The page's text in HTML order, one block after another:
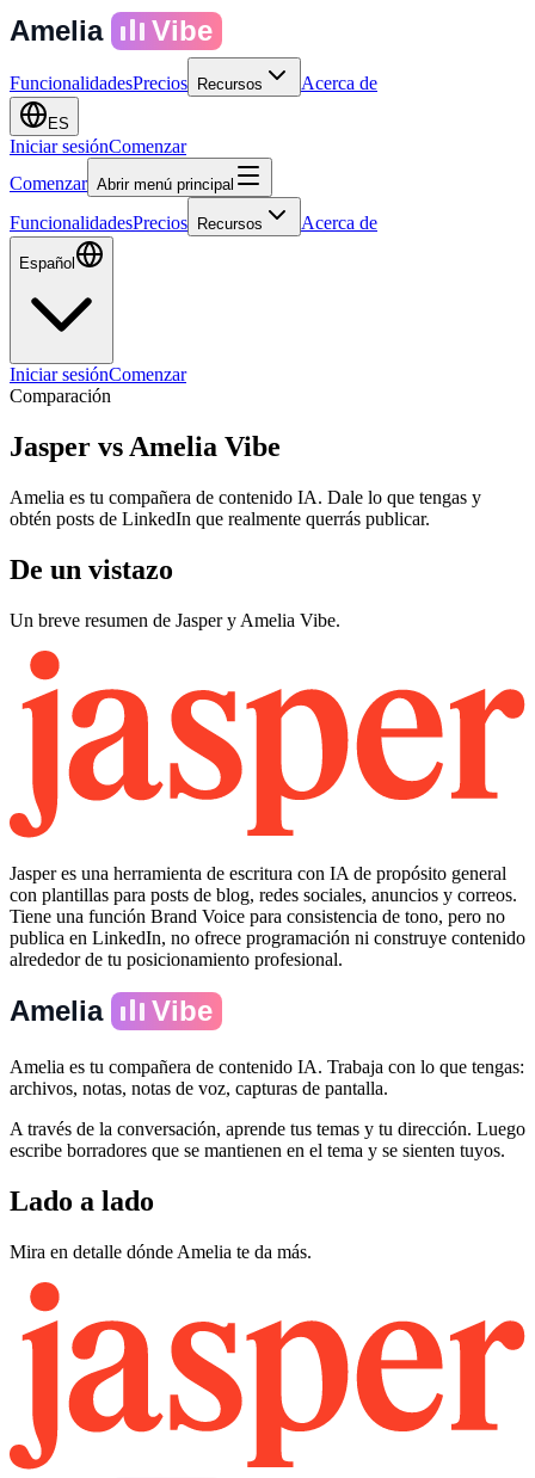
Amelia Vibe
FuncionalidadesPrecios Recursos Acerca de
ES
Iniciar sesiónComenzar
Comenzar Abrir menú principal
FuncionalidadesPrecios Recursos Acerca de
Español
Iniciar sesiónComenzar
Comparación
Jasper vs Amelia Vibe
Amelia es tu compañera de contenido IA. Dale lo que tengas y
obtén posts de LinkedIn que realmente querrás publicar.
De un vistazo
Un breve resumen de Jasper y Amelia Vibe.
Jasper es una herramienta de escritura con IA de propósito general
con plantillas para posts de blog, redes sociales, anuncios y correos.
Tiene una función Brand Voice para consistencia de tono, pero no
publica en LinkedIn, no ofrece programación ni construye contenido
alrededor de tu posicionamiento profesional.
Amelia Vibe
Amelia es tu compañera de contenido IA. Trabaja con lo que tengas:
archivos, notas, notas de voz, capturas de pantalla.
A través de la conversación, aprende tus temas y tu dirección. Luego
escribe borradores que se mantienen en el tema y se sienten tuyos.
Lado a lado
Mira en detalle dónde Amelia te da más.